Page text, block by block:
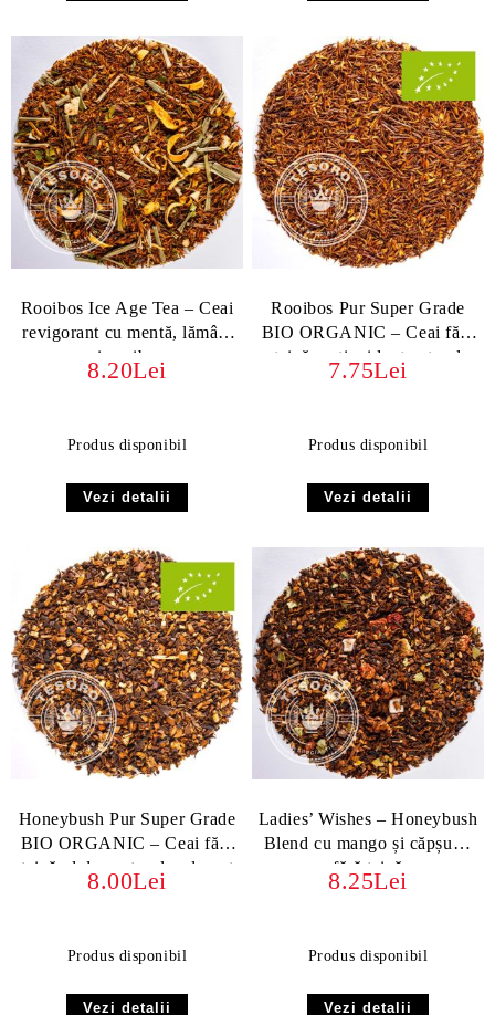
Rooibos Ice Age Tea – Ceai
revigorant cu mentă, lămâie
și rooibos
8.20Lei
Produs disponibil
Vezi detalii
Rooibos Pur Super Grade
BIO ORGANIC – Ceai fără
teină, antioxidant natural
7.75Lei
Produs disponibil
Vezi detalii
Honeybush Pur Super Grade
BIO ORGANIC – Ceai fără
teină, dulce natural, calmant
8.00Lei
Produs disponibil
Vezi detalii
Ladies’ Wishes – Honeybush
Blend cu mango și căpșuni,
fără teină
8.25Lei
Produs disponibil
Vezi detalii